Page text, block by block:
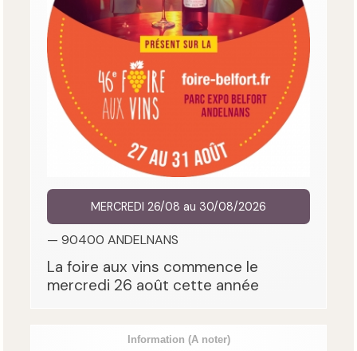
MERCREDI 26/08 au 30/08/2026
— 90400 ANDELNANS
La foire aux vins commence le
mercredi 26 août cette année
Information (A noter)